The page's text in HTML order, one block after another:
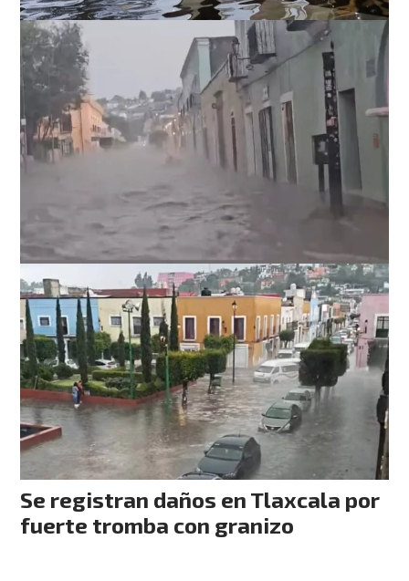
Se registran daños en Tlaxcala por
fuerte tromba con granizo